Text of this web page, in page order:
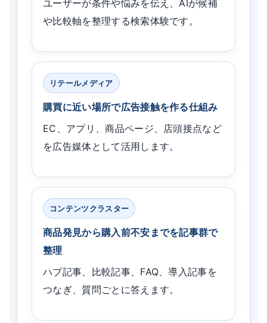
ユーザーが条件や悩みを伝え、AIが候補
や比較軸を整理する検索体験です。
リテールメディア
購買に近い場所で広告接触を作る仕組み
EC、アプリ、商品ページ、店頭接点など
を広告媒体として活用します。
コンテンツクラスター
商品発見から購入前不安までを記事群で
整理
ハブ記事、比較記事、FAQ、導入記事を
つなぎ、質問ごとに答えます。